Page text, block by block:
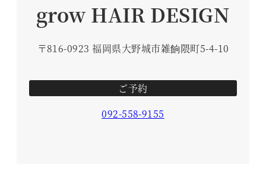
grow HAIR DESIGN
〒816-0923 福岡県大野城市雑餉隈町5-4-10
ご予約
092-558-9155